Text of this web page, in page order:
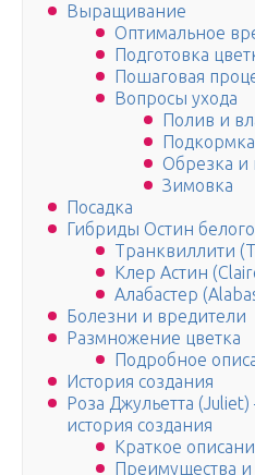
Выращивание
Оптимальное
Подготовка
Пошаговая
Вопросы ухода
Полив и
Обрезка и
Зимовка
Посадка
Гибриды Остин
Транквиллити
Клер Астин
Алабастер
Болезни и вредители
Размножение цветка
Подробное
История создания
Роза Джульетта
история создания
Краткое
Преимущества и